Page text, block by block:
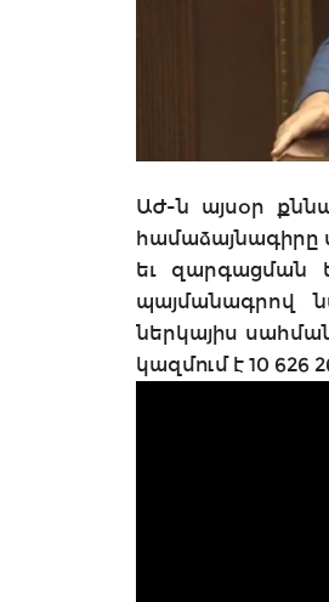
ԱԺ-ն այսօր
համաձայնագիրը
եւ զարգացման
պայմանագրով
ներկայիս
կազմում է 10 626